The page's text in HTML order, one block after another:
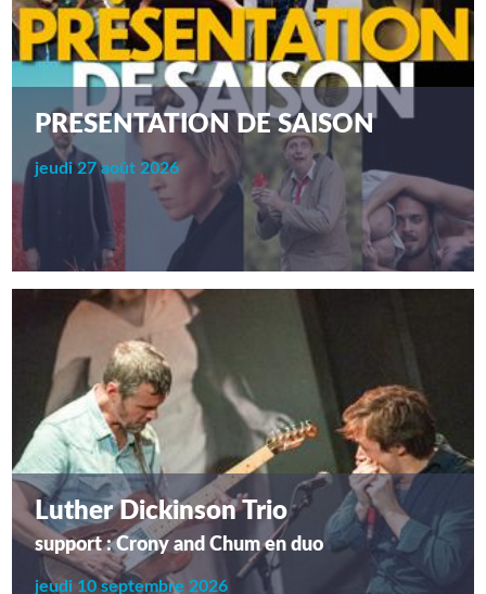
PRESENTATION DE SAISON
jeudi 27 août 2026
Luther Dickinson Trio
support : Crony and Chum en duo
jeudi 10 septembre 2026